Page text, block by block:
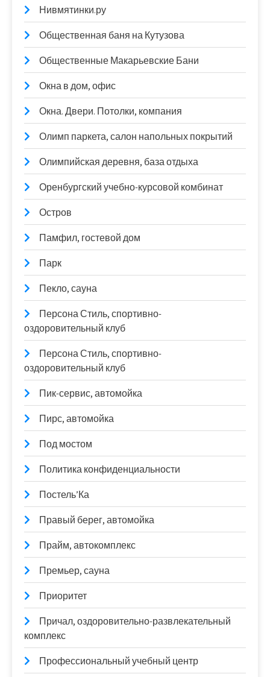
Нивмятинки.ру
Общественная баня на Кутузова
Общественные Макарьевские Бани
Окна в дом, офис
Окна. Двери. Потолки, компания
Олимп паркета, салон напольных покрытий
Олимпийская деревня, база отдыха
Оренбургский учебно-курсовой комбинат
Остров
Памфил, гостевой дом
Парк
Пекло, сауна
Персона Стиль, спортивно-
оздоровительный клуб
Персона Стиль, спортивно-
оздоровительный клуб
Пик-сервис, автомойка
Пирс, автомойка
Под мостом
Политика конфиденциальности
Постель’Ка
Правый берег, автомойка
Прайм, автокомплекс
Премьер, сауна
Приоритет
Причал, оздоровительно-развлекательный
комплекс
Профессиональный учебный центр